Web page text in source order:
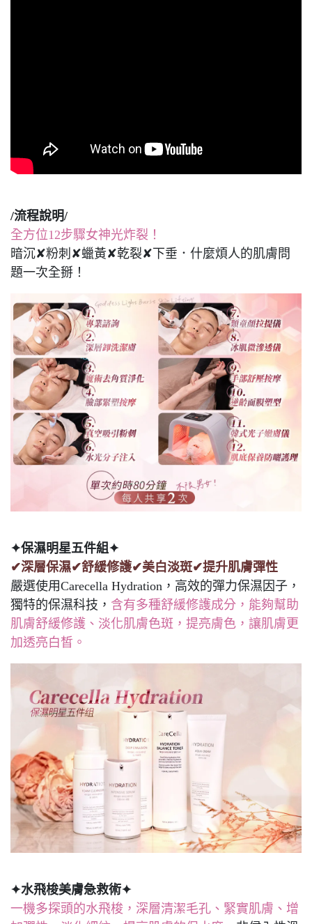
/流程說明/
全方位12步驟女神光炸裂！
暗沉✘粉刺✘蠟黃✘乾裂✘下垂．什麼煩人的肌膚問
題一次全掰！
✦保濕明星五件組✦
✔深層保濕✔舒緩修護✔美白淡斑✔提升肌膚彈性
嚴選使用Carecella Hydration，高效的彈力保濕因子，
獨特的保濕科技， 含有多種舒緩修護成分，能夠幫助
肌膚舒緩修護、淡化肌膚色斑，提亮膚色，讓肌膚更
加透亮白皙。
✦水飛梭美膚急救術✦
一機多探頭的水飛梭，深層清潔毛孔、緊實肌膚、增